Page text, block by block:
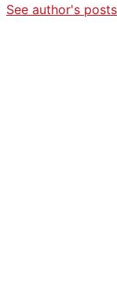
See author's posts